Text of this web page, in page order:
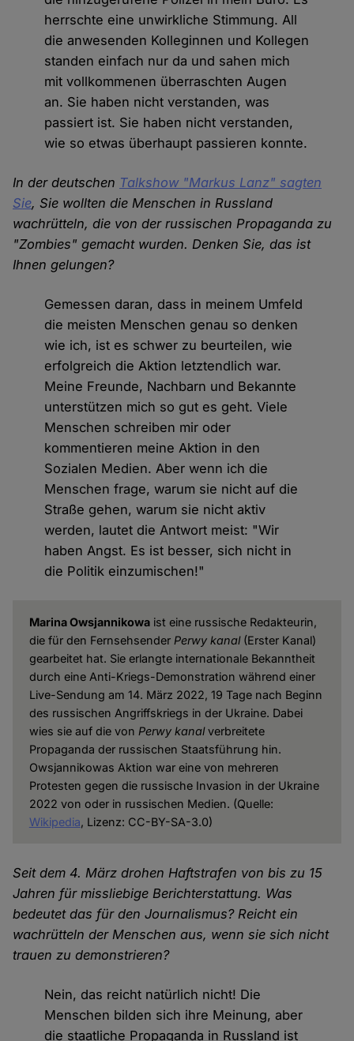
herrschte eine unwirkliche Stimmung. All
die anwesenden Kolleginnen und Kollegen
standen einfach nur da und sahen mich
mit vollkommenen überraschten Augen
an. Sie haben nicht verstanden, was
passiert ist. Sie haben nicht verstanden,
wie so etwas überhaupt passieren konnte.
In der deutschen Talkshow "Markus Lanz" sagten
Sie, Sie wollten die Menschen in Russland
wachrütteln, die von der russischen Propaganda zu
"Zombies" gemacht wurden. Denken Sie, das ist
Ihnen gelungen?
Gemessen daran, dass in meinem Umfeld
die meisten Menschen genau so denken
wie ich, ist es schwer zu beurteilen, wie
erfolgreich die Aktion letztendlich war.
Meine Freunde, Nachbarn und Bekannte
unterstützen mich so gut es geht. Viele
Menschen schreiben mir oder
kommentieren meine Aktion in den
Sozialen Medien. Aber wenn ich die
Menschen frage, warum sie nicht auf die
Straße gehen, warum sie nicht aktiv
werden, lautet die Antwort meist: "Wir
haben Angst. Es ist besser, sich nicht in
die Politik einzumischen!"
Marina Owsjannikowaist eine russische Redakteurin,
die für den Fernsehsender Perwy kanal (Erster Kanal)
gearbeitet hat. Sie erlangte internationale Bekanntheit
durch eine Anti-Kriegs-Demonstration während einer
Live-Sendung am 14. März 2022, 19 Tage nach Beginn
des russischen Angriffskriegs in der Ukraine. Dabei
wies sie auf die von Perwy kanalverbreitete
Propaganda der russischen Staatsführung hin.
Owsjannikowas Aktion war eine von mehreren
Protesten gegen die russische Invasion in der Ukraine
2022 von oder in russischen Medien. (Quelle:
Wikipedia, Lizenz: CC-BY-SA-3.0)
Seit dem 4. März drohen Haftstrafen von bis zu 15
Jahren für missliebige Berichterstattung. Was
bedeutet das für den Journalismus? Reicht ein
wachrütteln der Menschen aus, wenn sie sich nicht
trauen zu demonstrieren?
Nein, das reicht natürlich nicht! Die
Menschen bilden sich ihre Meinung, aber
die staatliche Propaganda in Russland ist